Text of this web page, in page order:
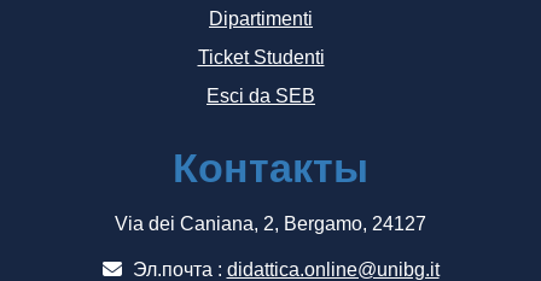
Dipartimenti
Ticket Studenti
Esci da SEB
Контакты
Via dei Caniana, 2, Bergamo, 24127
Эл.почта : didattica.online@unibg.it